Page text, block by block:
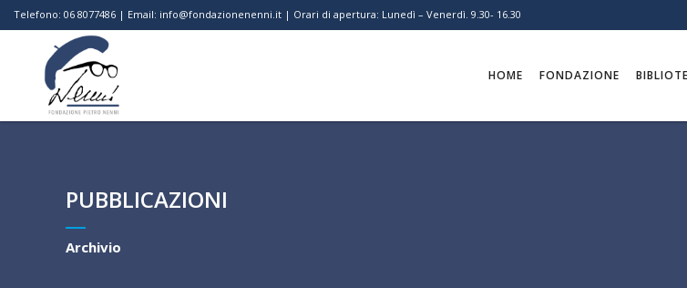
Telefono: 06 8077486 | Email: info@fondazionenenni.it | Orari di apertura: Lunedì – Venerdì. 9.30- 16.30
HOME FONDAZIONE
PUBBLICAZIONI
Archivio